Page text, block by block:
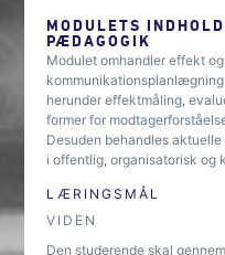
MODULETS
PÆDAGOGIK
Modulet omhandler effekt
herunder effektmåling,
former for
Desuden behandles
i offentlig, organisatorisk og
LÆRINGSMÅL
VIDEN
Den studerende skal